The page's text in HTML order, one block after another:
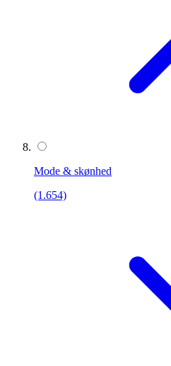
Mode & skønhed
(1.654)